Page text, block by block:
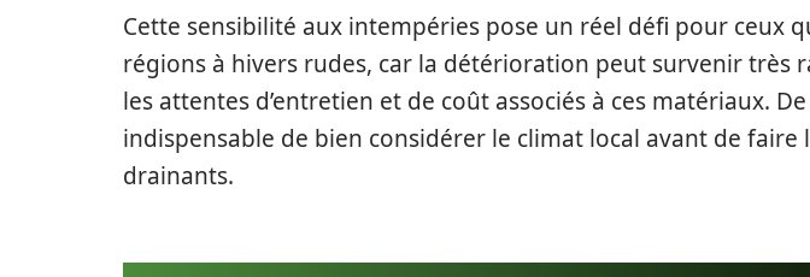
Cette sensibilité aux intempéries pose un réel défi pour ceux
régions à hivers rudes, car la détérioration peut survenir très
les attentes d’entretien et de coût associés à ces matériaux.
indispensable de bien considérer le climat local avant de faire
drainants.